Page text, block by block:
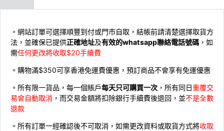
。網站訂單可選擇順豐到付或門市自取，結帳前請清楚選擇取貨方
法，並確保已提供正確地址及有效的whatsapp聯絡電話號碼 ，如
需任何更改將收取$20手續費
。購物滿$350可享香港免運費優惠，預訂商品不會享有免運優惠
。所有限一貨品，每一個賬戶每天只可購買一次 ，所有同日重覆交
易會自動取消 ，而交易金額將扣除銀行手續費後退回，並不是全數
退款
。所有訂單一經確認後不可取消，如需更改資料或取貨方式將收取